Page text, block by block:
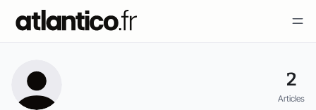
2
Articles